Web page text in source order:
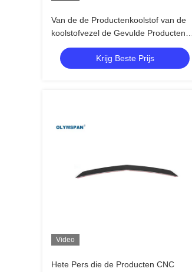
Van de de Productenkoolstof van de
koolstofvezel de Gevulde Producten
Vezel Op hoge temperatuur
Krijg Beste Prijs
Video
Hete Pers die de Producten CNC